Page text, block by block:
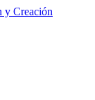
y Creación